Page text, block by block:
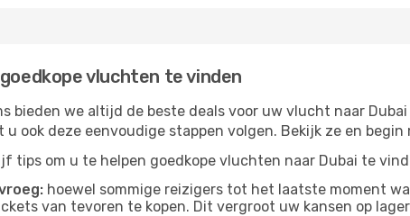
vluchten te vinden
bieden we altijd de beste deals voor uw vlucht naar
u ook deze eenvoudige stappen volgen. Bekijk ze en
tips om u te helpen goedkope vluchten naar Dubai te
hoewel sommige reizigers tot het laatste moment
van tevoren te kopen. Dit vergroot uw kansen op